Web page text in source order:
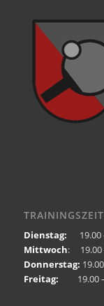
Dienstag: 19.00
Mittwoch: 19.00
Donnerstag:
Freitag: 19.00 –